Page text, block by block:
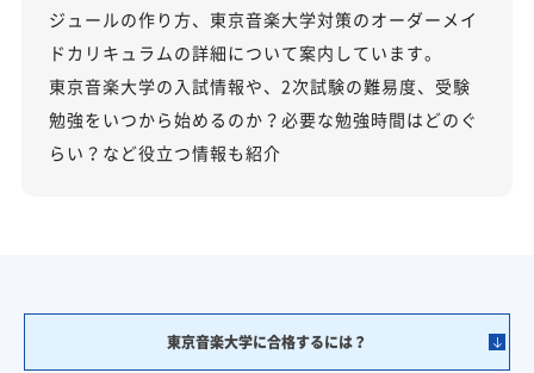
ジュールの作り方、東京音楽大学対策のオーダーメイ
ドカリキュラムの詳細について案内しています。
東京音楽大学の入試情報や、2次試験の難易度、受験
勉強をいつから始めるのか？必要な勉強時間はどのぐ
らい？など役立つ情報も紹介
東京音楽大学に合格するには？